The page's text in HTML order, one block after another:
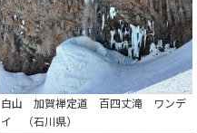
白山 加賀禅定道 百四丈滝 ワンデ
イ （石川県）